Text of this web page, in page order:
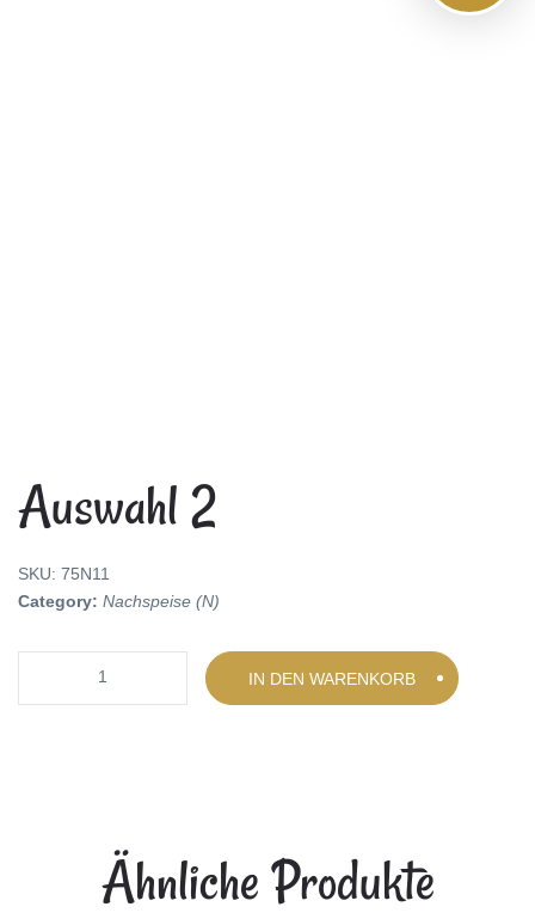
Auswahl 2
SKU: 75N11
Category: Nachspeise (N)
IN DEN WARENKORB
Ähnliche Produkte